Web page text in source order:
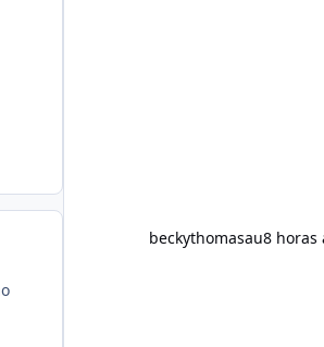
beckythomasau8 horas